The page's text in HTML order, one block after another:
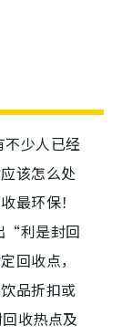
少人已经
该怎么处
最环保！
“利是封回
回收点，
品折扣或
收热点及